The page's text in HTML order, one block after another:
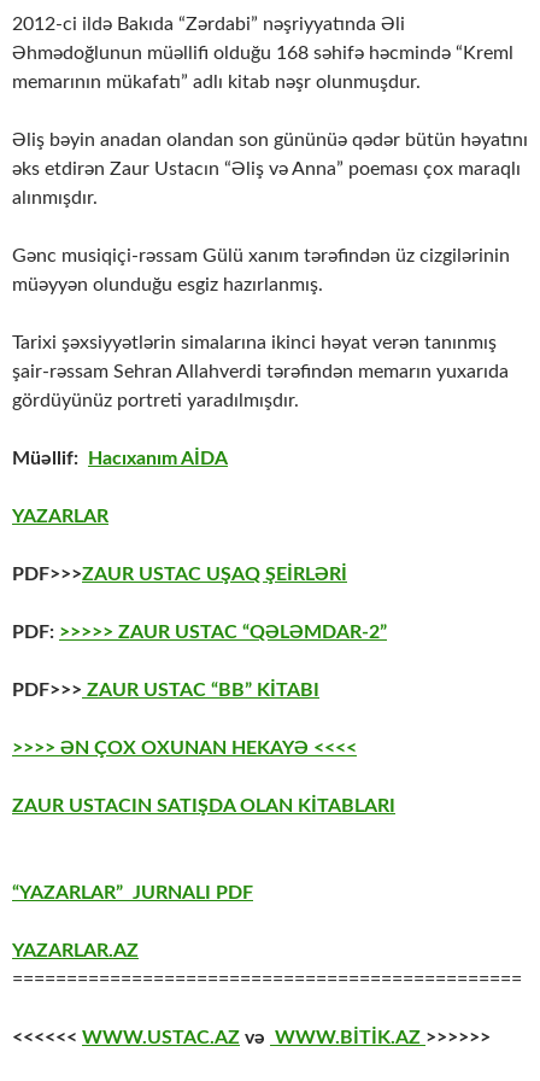
2012-ci ildə Bakıda “Zərdabi” nəşriyyatında Əli
Əhmədoğlunun müəllifi olduğu 168 səhifə həcmində “Kreml
memarının mükafatı” adlı kitab nəşr olunmuşdur.
Əliş bəyin anadan olandan son gününüə qədər bütün həyatını
əks etdirən Zaur Ustacın “Əliş və Anna” poeması çox maraqlı
alınmışdır.
Gənc musiqiçi-rəssam Gülü xanım tərəfindən üz cizgilərinin
müəyyən olunduğu esgiz hazırlanmış.
Tarixi şəxsiyyətlərin simalarına ikinci həyat verən tanınmış
şair-rəssam Sehran Allahverdi tərəfindən memarın yuxarıda
gördüyünüz portreti yaradılmışdır.
Müəllif: Hacıxanım AİDA
YAZARLAR
PDF>>>ZAUR USTAC UŞAQ ŞEİRLƏRİ
PDF: >>>>> ZAUR USTAC “QƏLƏMDAR-2”
PDF>>> ZAUR USTAC “BB” KİTABI
>>>> ƏN ÇOX OXUNAN HEKAYƏ <<<<
ZAUR USTACIN SATIŞDA OLAN KİTABLARI
“YAZARLAR” JURNALI PDF
YAZARLAR.AZ
===============================================
<<<<<< WWW.USTAC.AZ və WWW.BİTİK.AZ >>>>>>